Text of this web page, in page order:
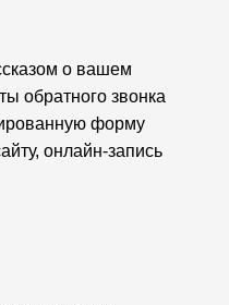
о вашем
обратного звонка
форму
онлайн-запись